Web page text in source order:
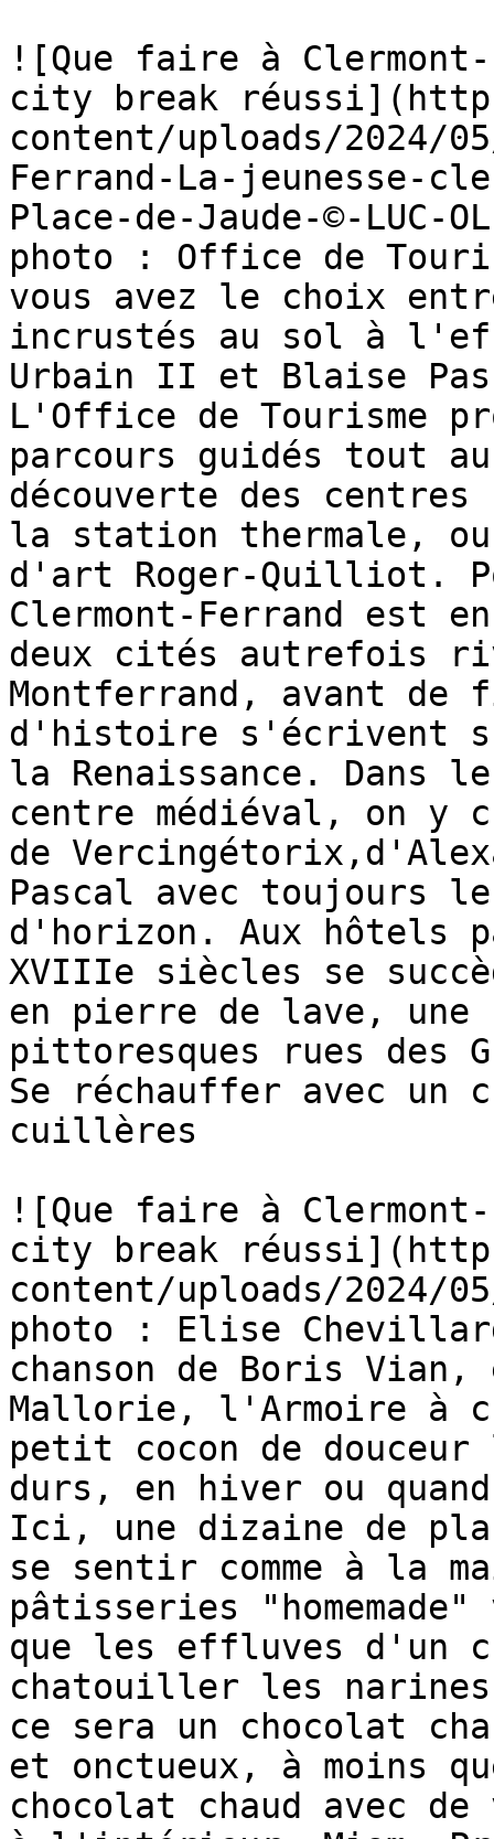
![Que faire à
city break
content/uploads/2024/
Ferrand-La-jeunesse-
Place-de-Jaude-©-LUC-
photo : Office de
vous avez le choix
incrustés au sol à
Urbain II et Blaise
L'Office de Tourisme
parcours guidés tout
découverte des
la station thermale, ou
d'art Roger-Quilliot.
Clermont-Ferrand est
deux cités autrefois
Montferrand, avant
d'histoire s'écrivent
la Renaissance. Dans
centre médiéval, on y
de
Pascal avec toujours
d'horizon. Aux hôtels
XVIIIe siècles se
en pierre de lave, une
pittoresques rues des
Se réchauffer avec un
cuillères
![Que faire à
city break
content/uploads/2024/
photo : Elise
chanson de Boris
Mallorie, l'Armoire à
petit cocon de
durs, en hiver ou
Ici, une dizaine de
se sentir comme à la
pâtisseries
que les effluves d'un
chatouiller les
ce sera un chocolat
et onctueux, à moins
chocolat chaud avec de